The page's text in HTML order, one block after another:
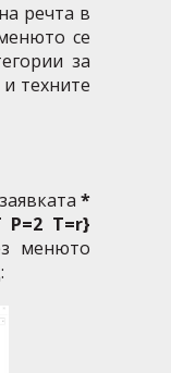
речта в
се
за
техните
*
P=2 T=r}
менюто